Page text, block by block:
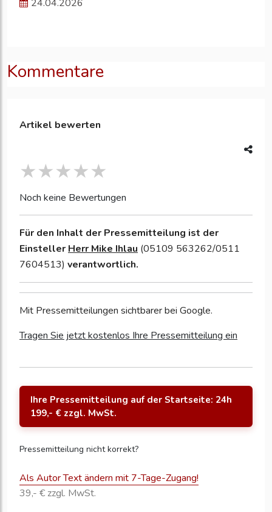
24.04.2026
Kommentare
Artikel bewerten
Noch keine Bewertungen
Für den Inhalt der Pressemitteilung ist der
Einsteller Herr Mike Ihlau (05109 563262/0511
7604513) verantwortlich.
Mit Pressemitteilungen sichtbarer bei Google.
Tragen Sie jetzt kostenlos Ihre Pressemitteilung ein
Ihre Pressemitteilung auf der Startseite: 24h
199,- € zzgl. MwSt.
Pressemitteilung nicht korrekt?
Als Autor Text ändern mit 7-Tage-Zugang!
39,- € zzgl. MwSt.